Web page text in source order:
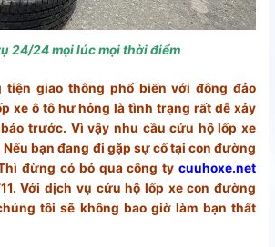
24/24 mọi lúc mọi thời điểm
tiện giao thông phổ biến với đông đảo
xe ô tô hư hỏng là tình trạng rất dễ xảy
trước. Vì vậy nhu cầu cứu hộ lốp xe
bạn đang đi gặp sự cố tại con đường
đừng có bỏ qua công ty cuuhoxe.net
Với dịch vụ cứu hộ lốp xe con đường
tôi sẽ không bao giờ làm bạn thất